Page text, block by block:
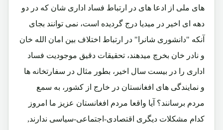
های ملی از ادعا های در ارتباط فساد اداری شان که در دو
دهه ای اخیر در میدیا درج گردیده است، نمی توانند بجای
آنکه "دانشوری شانرا" در ارتباط اختلاف بین امان الله خان
و نادر خان بخرچ میدهند، تحقیقات دقیق موجودیت فساد
اداری را در بیست سال اخیر، بطور مثال در سفارتخانه ها
و نمایندگی های افغانستان در خارج از کشور، به سمع
مردم برسانند؟ آیا واقعا مردم افغانستان عزیز ما امروز
کدام مشکلات دیگری اقتصادی-اجتماعی-سیاسی ندارند,